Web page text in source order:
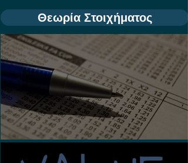
Θεωρία Στοιχήματος
Τι είναι τα Ασιατικά Χάντικαπ;